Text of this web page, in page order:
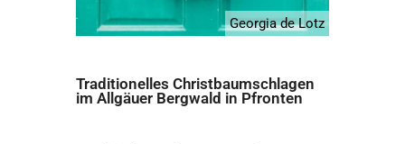
Georgia de Lotz
Traditionelles Christbaumschlagen
im Allgäuer Bergwald in Pfronten